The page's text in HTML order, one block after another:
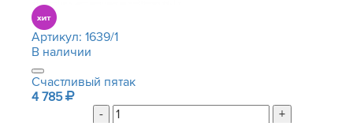
Артикул: 1639/1
В наличии
Счастливый пятак
4 785
-
+